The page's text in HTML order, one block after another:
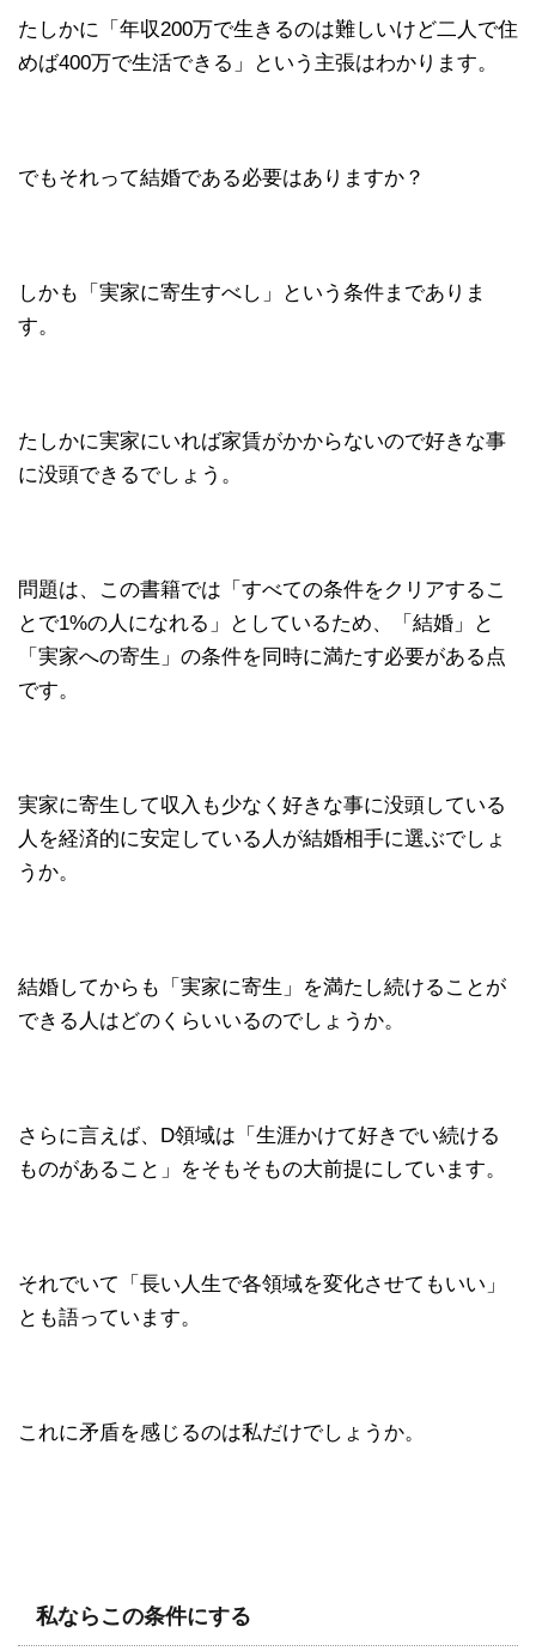
たしかに「年収200万で生きるのは難しいけど二人で住
めば400万で生活できる」という主張はわかります。
でもそれって結婚である必要はありますか？
しかも「実家に寄生すべし」という条件までありま
す。
たしかに実家にいれば家賃がかからないので好きな事
に没頭できるでしょう。
問題は、この書籍では「すべての条件をクリアするこ
とで1%の人になれる」としているため、「結婚」と
「実家への寄生」の条件を同時に満たす必要がある点
です。
実家に寄生して収入も少なく好きな事に没頭している
人を経済的に安定している人が結婚相手に選ぶでしょ
うか。
結婚してからも「実家に寄生」を満たし続けることが
できる人はどのくらいいるのでしょうか。
さらに言えば、D領域は「生涯かけて好きでい続ける
ものがあること」をそもそもの大前提にしています。
それでいて「長い人生で各領域を変化させてもいい」
とも語っています。
これに矛盾を感じるのは私だけでしょうか。
私ならこの条件にする